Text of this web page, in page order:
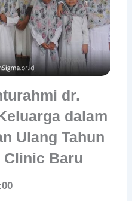
dr.
dalam
Ulang Tahun
Clinic Baru